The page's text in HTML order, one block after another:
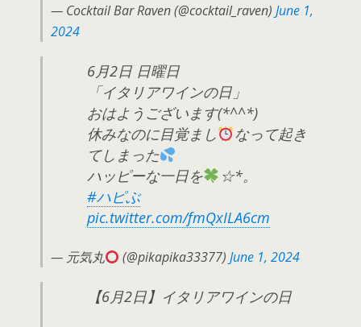
— Cocktail Bar Raven (@cocktail_raven) June 1,
2024
6月2日 日曜日
「イタリアワインの日」
おはようございます(*^^*)
休みなのに目覚まし
なって起き
てしまった
ハッピーな一日を
☆*。
#ハピぶ
pic.twitter.com/fmQxILA6cm
— 元気丸 (@pikapika33377)June 1, 2024
【6月2日】イタリアワインの日